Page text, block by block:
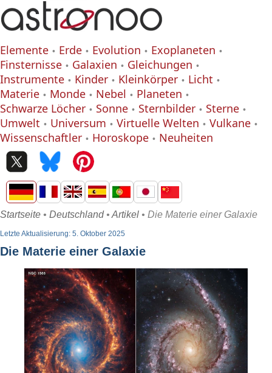
Elemente Erde Evolution
Exoplaneten
Finsternisse
Galaxien
Gleichungen
Instrumente
Kinder Kleinkörper
Licht
Materie
Monde Nebel
Planeten
Schwarze Löcher
Sonne Sternbilder
Sterne
Umwelt
Universum Virtuelle Welten
Vulkane
Wissenschaftler
Horoskope Neuheiten
Startseite • Deutschland• Artikel • Die Materie einer Galaxie
Letzte Aktualisierung: 5. Oktober 2025
Die Materie einer Galaxie